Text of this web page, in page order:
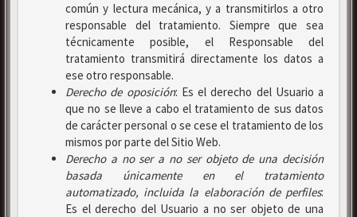
común y lectura mecánica, y a transmitirlos a otro
responsable del tratamiento. Siempre que sea
técnicamente posible, el Responsable del
tratamiento transmitirá directamente los datos a
ese otro responsable.
Derecho de oposición: Es el derecho del Usuario a
que no se lleve a cabo el tratamiento de sus datos
de carácter personal o se cese el tratamiento de los
mismos por parte del Sitio Web.
Derecho a no ser a no ser objeto de una decisión
basada únicamente en el tratamiento
automatizado, incluida la elaboración de perfiles:
Es el derecho del Usuario a no ser objeto de una